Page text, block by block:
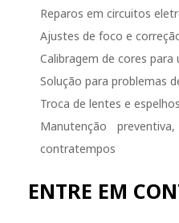
Reparos em circuitos
Ajustes de foco e
Calibragem de cores para
Solução para problemas
Troca de lentes e
Manutenção
contratempos
ENTRE EM